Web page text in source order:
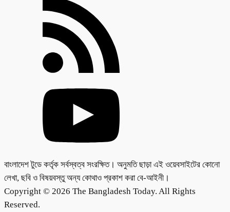
বাংলাদেশ টুডে কর্তৃক সর্বস্বত্ব সংরক্ষিত। অনুমতি ছাড়া এই ওয়েবসাইটের কোনো
লেখা, ছবি ও বিষয়বস্তু অন্য কোথাও প্রকাশ করা বে-আইনী।
Copyright © 2026 The Bangladesh Today. All Rights
Reserved.